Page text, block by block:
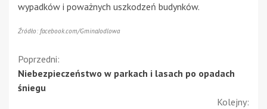
wypadków i poważnych uszkodzeń budynków.
Źródło: facebook.com/GminaJodlowa
Kontynuuj
czytanie
Poprzedni:
Niebezpieczeństwo w parkach i lasach po opadach
śniegu
Kolejny: